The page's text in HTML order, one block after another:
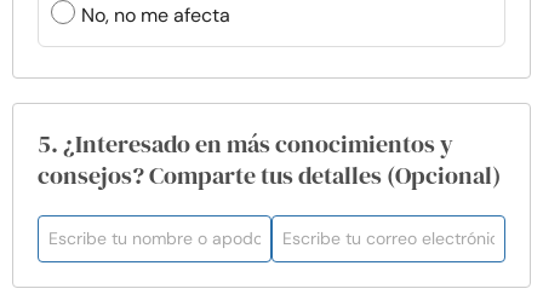
No, no me afecta
5. ¿Interesado en más conocimientos y
consejos? Comparte tus detalles (Opcional)